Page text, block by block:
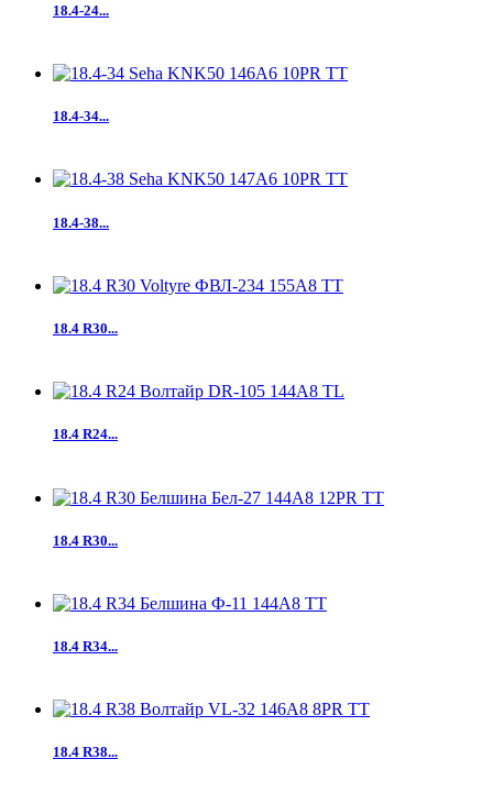
18.4-24...
18.4-34...
18.4-38...
18.4 R30...
18.4 R24...
18.4 R30...
18.4 R34...
18.4 R38...